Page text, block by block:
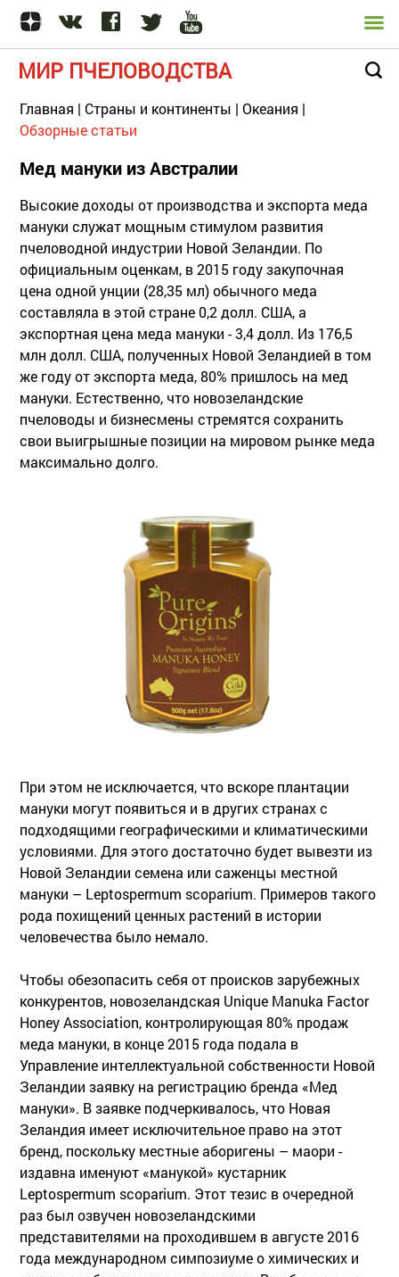
МИР ПЧЕЛОВОДСТВА
Главная | Страны и континенты | Океания |
Обзорные статьи
Мед мануки из Австралии
Высокие доходы от производства и экспорта меда
мануки служат мощным стимулом развития
пчеловодной индустрии Новой Зеландии. По
официальным оценкам, в 2015 году закупочная
цена одной унции (28,35 мл) обычного меда
составляла в этой стране 0,2 долл. США, а
экспортная цена меда мануки - 3,4 долл. Из 176,5
млн долл. США, полученных Новой Зеландией в том
же году от экспорта меда, 80% пришлось на мед
мануки. Естественно, что новозеландские
пчеловоды и бизнесмены стремятся сохранить
свои выигрышные позиции на мировом рынке меда
максимально долго.
При этом не исключается, что вскоре плантации
мануки могут появиться и в других странах с
подходящими географическими и климатическими
условиями. Для этого достаточно будет вывезти из
Новой Зеландии семена или саженцы местной
мануки – Leptospermum scoparium. Примеров такого
рода похищений ценных растений в истории
человечества было немало.
Чтобы обезопасить себя от происков зарубежных
конкурентов, новозеландская Unique Manuka Factor
Honey Association, контролирующая 80% продаж
меда мануки, в конце 2015 года подала в
Управление интеллектуальной собственности Новой
Зеландии заявку на регистрацию бренда «Мед
мануки». В заявке подчеркивалось, что Новая
Зеландия имеет исключительное право на этот
бренд, поскольку местные аборигены – маори -
издавна именуют «манукой» кустарник
Leptospermum scoparium. Этот тезис в очередной
раз был озвучен новозеландскими
представителями на проходившем в августе 2016
года международном симпозиуме о химических и